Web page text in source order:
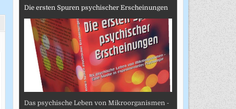
Die ersten Spuren psychischer Erscheinungen
Das psychische Leben von Mikroorganismen -